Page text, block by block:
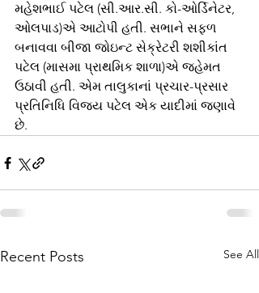
મહેશભાઈ પટેલ (સી.આર.સી. કો-ઓર્ડિનેટર,
ઓલપાડ)એ આટોપી હતી. સભાને સફળ
બનાવવા બીજા જોઇન્ટ સેક્રેટરી શશીકાંત
પટેલ (માસમા પ્રાથમિક શાળા)એ જહેમત
ઉઠાવી હતી. એમ તાલુકાનાં પ્રચાર-પ્રસાર
પ્રતિનિધિ વિજય પટેલ એક યાદીમાં જણાવે
છે.
Recent Posts See All